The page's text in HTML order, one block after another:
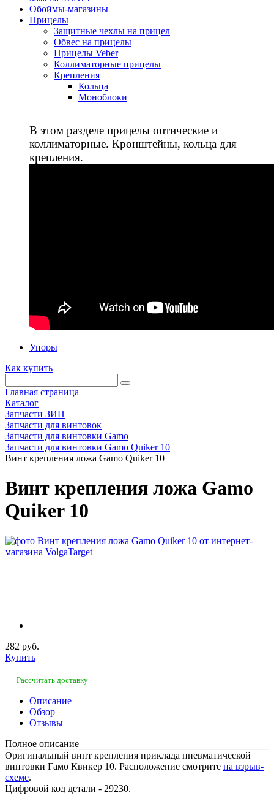
Обоймы-магазины
Прицелы
Защитные чехлы на прицел
Обвес на прицелы
Прицелы Veber
Коллиматорные прицелы
Крепления
Кольца
Моноблоки
В этом разделе прицелы оптические и
коллиматорные. Кронштейны, кольца для
крепления.
Упоры
Как купить
Главная страница
Каталог
Запчасти ЗИП
Запчасти для винтовок
Запчасти для винтовки Gamo
Запчасти для винтовки Gamo Quiker 10
Винт крепления ложа Gamo Quiker 10
Винт крепления ложа Gamo
Quiker 10
282 руб.
Купить
Рассчитать доставку
Описание
Обзор
Отзывы
Полное описание
Оригинальный винт крепления приклада пневматической
винтовки Гамо Квикер 10. Расположение смотрите на взрыв-
схеме.
Цифровой код детали - 29230.